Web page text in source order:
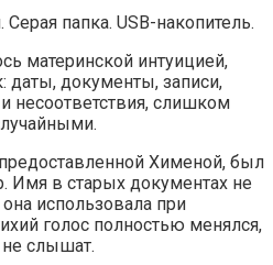
папка. USB-накопитель.
материнской интуицией,
даты, документы, записи,
несоответствия, слишком
Хименой, был
Имя в старых документах не
использовала при
голос полностью менялся,
не слышат.